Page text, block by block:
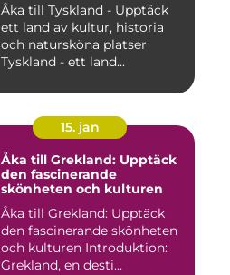
Åka till Tyskland - Upptäck
ett land av kultur, historia
och natursköna platser
Tyskland - ett land...
15. jan
Åka till Grekland: Upptäck
den fascinerande
skönheten och kulturen
Åka till Grekland: Upptäck
den fascinerande skönheten
och kulturen Introduktion:
Grekland, en desti...